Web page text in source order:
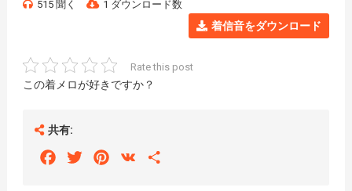
515 聞く 1 ダウンロード数
着信音をダウンロード
Rate this post
この着メロが好きですか？
共有:
FacebookTwitterPinterest
VK